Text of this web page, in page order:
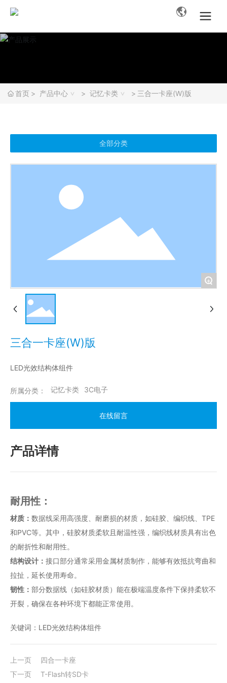
首页 产品中心 记忆卡类 三合一卡座(W)版
全部分类
+
三合一卡座(W)版
LED光效结构体组件
所属分类： 记忆卡类 3C电子
在线留言
产品详情
耐用性：
材质： 数据线采用高强度、耐磨损的材质，如硅胶、编织线、TPE
和PVC等。其中，硅胶材质柔软且耐温性强，编织线材质具有出色
的耐折性和耐用性。
结构设计： 接口部分通常采用金属材质制作，能够有效抵抗弯曲和
拉扯，延长使用寿命。
韧性： 部分数据线（如硅胶材质）能在极端温度条件下保持柔软不
开裂，确保在各种环境下都能正常使用。
关键词：LED光效结构体组件
上一页
四合一卡座
下一页
T-Flash转SD卡